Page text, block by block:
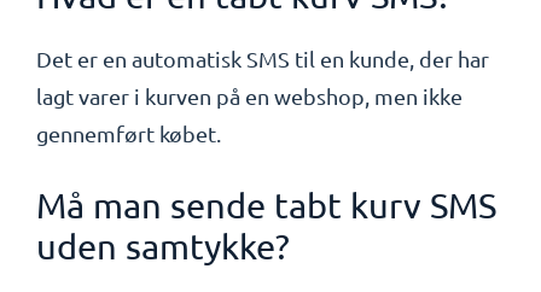
Det er en automatisk SMS til en kunde, der har
lagt varer i kurven på en webshop, men ikke
gennemført købet.
Må man sende tabt kurv SMS
uden samtykke?